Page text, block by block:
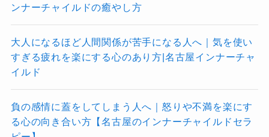
ンナーチャイルドの癒やし方
大人になるほど人間関係が苦手になる人へ｜気を使い
すぎる疲れを楽にする心のあり方|名古屋インナーチャ
イルド
負の感情に蓋をしてしまう人へ｜怒りや不満を楽にす
る心の向き合い方【名古屋のインナーチャイルドセラ